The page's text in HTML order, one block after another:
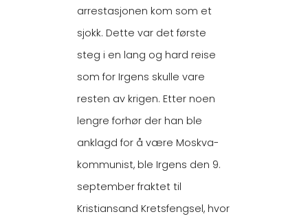
arrestasjonen kom som et
sjokk. Dette var det første
steg i en lang og hard reise
som for Irgens skulle vare
resten av krigen. Etter noen
lengre forhør der han ble
anklagd for å være Moskva-
kommunist, ble Irgens den 9.
september fraktet til
Kristiansand Kretsfengsel, hvor